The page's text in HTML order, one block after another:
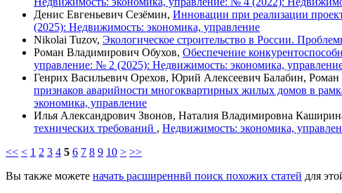
Денис Евгеньевич Сезёмин, Инновации при реализации
(2025): Недвижимость: экономика, управление
Nikolai Tuzov, Экологическое строительство в России.
Роман Владимирович Обухов, Обеспечение
управление: № 2 (2025): Недвижимость: экономика,
Генрих Васильевич Орехов, Юрий Алексеевич Балабин,
признаков аварийности многоквартирных жилых домов в
экономика, управление
Илья Александрович Звонов, Наталия Владимировна
технических требований , Недвижимость: экономика,
<< < 1 2 3 4 5 6 7 8 9 10 > >>
Вы также можете начать расширеннвй поиск похожих статей для